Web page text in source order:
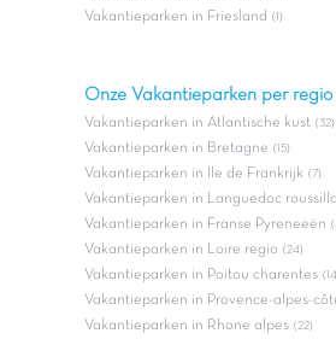
Vakantieparken in Friesland (1)
Onze Vakantieparken per regio
Vakantieparken in Atlantische kust (32)
Vakantieparken in Bretagne (15)
Vakantieparken in Ile de Frankrijk (7)
Vakantieparken in Languedoc
Vakantieparken in Franse Pyreneeën
Vakantieparken in Loire regio (24)
Vakantieparken in Poitou charentes
Vakantieparken in Provence-alpes-
Vakantieparken in Rhone alpes (22)